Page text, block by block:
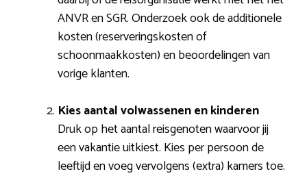
ANVR en SGR. Onderzoek ook de additionele
kosten (reserveringskosten of
schoonmaakkosten) en beoordelingen van
vorige klanten.
Kies aantal volwassenen en kinderen
Druk op het aantal reisgenoten waarvoor jij
een vakantie uitkiest. Kies per persoon de
leeftijd en voeg vervolgens (extra) kamers toe.